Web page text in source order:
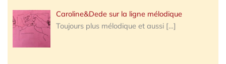
Caroline&Dede sur la ligne mélodique
Toujours plus mélodique et aussi […]